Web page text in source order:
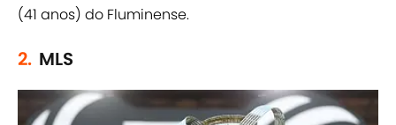
(41 anos) do Fluminense.
2. MLS